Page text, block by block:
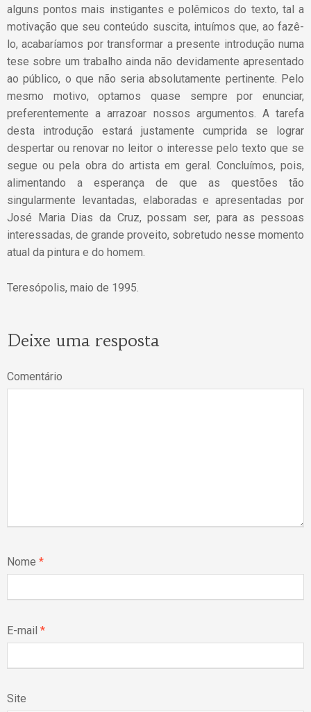
alguns pontos mais instigantes e polêmicos do texto, tal a
motivação que seu conteúdo suscita, intuímos que, ao fazê-
lo, acabaríamos por transformar a presente introdução numa
tese sobre um trabalho ainda não devidamente apresentado
ao público, o que não seria absolutamente pertinente. Pelo
mesmo motivo, optamos quase sempre por enunciar,
preferentemente a arrazoar nossos argumentos. A tarefa
desta introdução estará justamente cumprida se lograr
despertar ou renovar no leitor o interesse pelo texto que se
segue ou pela obra do artista em geral. Concluímos, pois,
alimentando a esperança de que as questões tão
singularmente levantadas, elaboradas e apresentadas por
José Maria Dias da Cruz, possam ser, para as pessoas
interessadas, de grande proveito, sobretudo nesse momento
atual da pintura e do homem.
Teresópolis, maio de 1995.
Deixe uma resposta
Comentário
Nome *
E-mail *
Site